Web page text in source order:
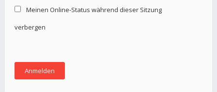
Meinen Online-Status während dieser Sitzung
verbergen